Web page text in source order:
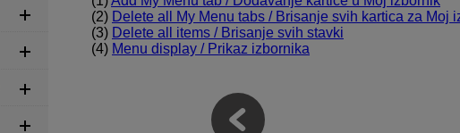
(2) Delete all My Menu tabs / Brisanje svih kartica za Moj
(3) Delete all items / Brisanje svih stavki
(4) Menu display / Prikaz izbornika